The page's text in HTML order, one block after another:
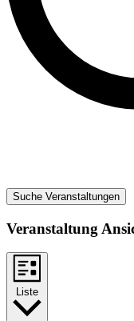
Suche Veranstaltungen
Veranstaltung
Liste